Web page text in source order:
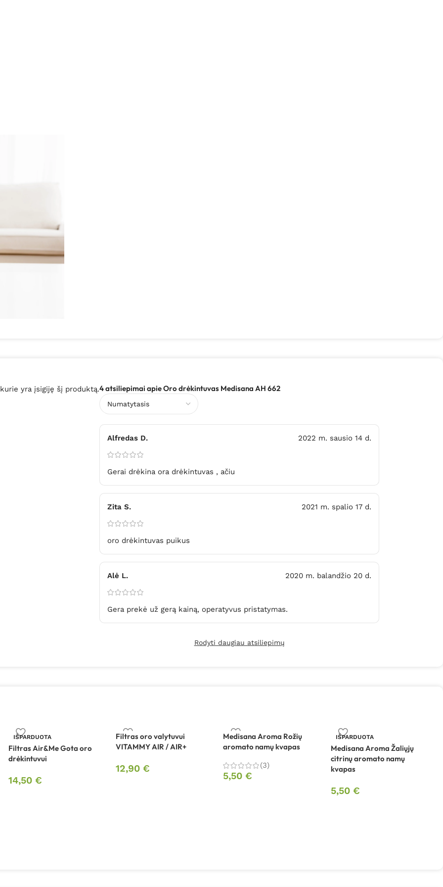
4 atsiliepimai apieOro drėkintuvas Medisana AH 662
Alfredas D. 2022 m. sausio 14 d.
Gerai drėkina ora drėkintuvas , ačiu
Zita S. 2021 m. spalio 17 d.
oro drėkintuvas puikus
Alė L. 2020 m. balandžio 20 d.
Gera prekė už gerą kainą, operatyvus pristatymas.
Rodyti daugiau atsiliepimų
yra įsigiję šį produktą.
IŠPARDUOTA
Filtras Air&Me Gota oro
drėkintuvui
14,50 €
Filtras oro valytuvui
VITAMMY AIR / AIR+
12,90 €
Medisana Aroma Rožių
aromato namų kvapas
(3)
5,50€
IŠPARDUOTA
Medisana Aroma Žaliųjų
citrinų aromato namų
kvapas
5,50 €